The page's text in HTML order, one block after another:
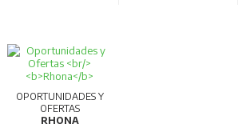
OPORTUNIDADES Y
OFERTAS
RHONA